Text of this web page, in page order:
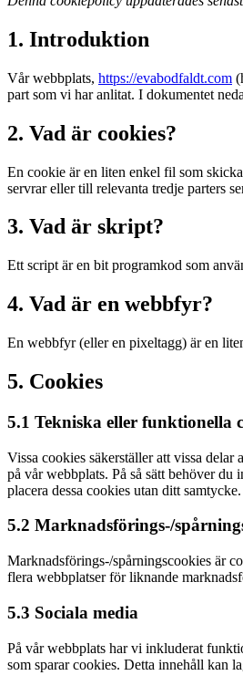
1. Introduktion
Vår webbplats, https://evabodfaldt.com
part som vi har anlitat. I dokumentet
2. Vad är cookies?
En cookie är en liten enkel fil som
servrar eller till relevanta tredje parters
3. Vad är skript?
Ett script är en bit programkod som
4. Vad är en webbfyr?
En webbfyr (eller en pixeltagg) är en
5. Cookies
5.1 Tekniska eller funktionella
Vissa cookies säkerställer att vissa
på vår webbplats. På så sätt behöver
placera dessa cookies utan ditt samtycke.
5.2 Marknadsförings-/
Marknadsförings-/spårningscookies är
flera webbplatser för liknande
5.3 Sociala media
På vår webbplats har vi inkluderat
som sparar cookies. Detta innehåll kan